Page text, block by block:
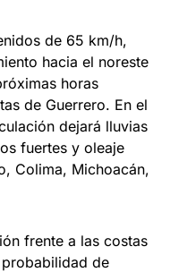
de 65 km/h,
hacia el noreste
horas
de Guerrero. En el
dejará lluvias
fuertes y oleaje
Colima, Michoacán,
frente a las costas
de